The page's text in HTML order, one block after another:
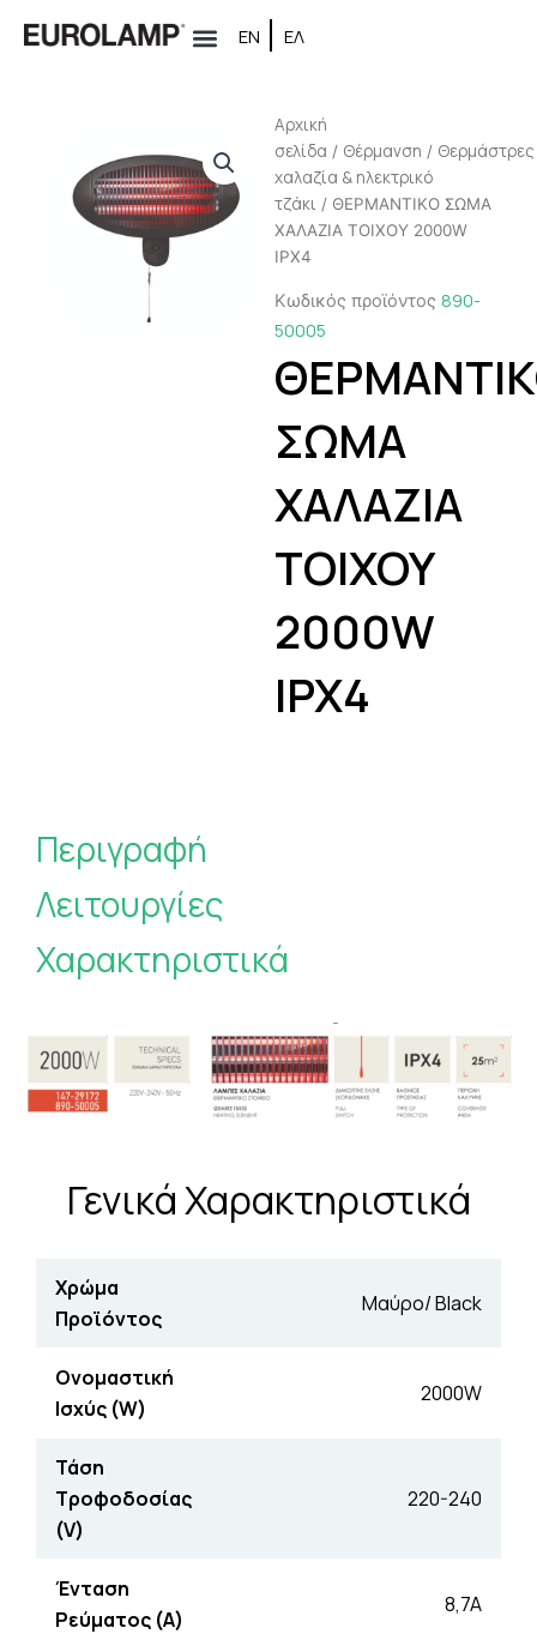
στο
ΕΝ ΕΛ
Αρχική
σελίδα / Θέρμανση / Θερμάστρες
χαλαζία & ηλεκτρικό
τζάκι / ΘΕΡΜΑΝΤΙΚΟ ΣΩΜΑ
ΧΑΛΑΖΙΑ TOIXOY 2000W
IPX4
Κωδικός προϊόντος890-
50005
ΣΩΜΑ
ΧΑΛΑΖΙΑ
TOIXOY
2000W
IPX4
Περιγραφή
Λειτουργίες
Χαρακτηριστικά
Γενικά Χαρακτηριστικά
Χρώμα
Προϊόντος
Μαύρο/ Black
Ονομαστική
Ισχύς (W)
2000W
Τάση
Τροφοδοσίας
(V)
220-240
Ένταση
Ρεύματος (Α)
8,7A